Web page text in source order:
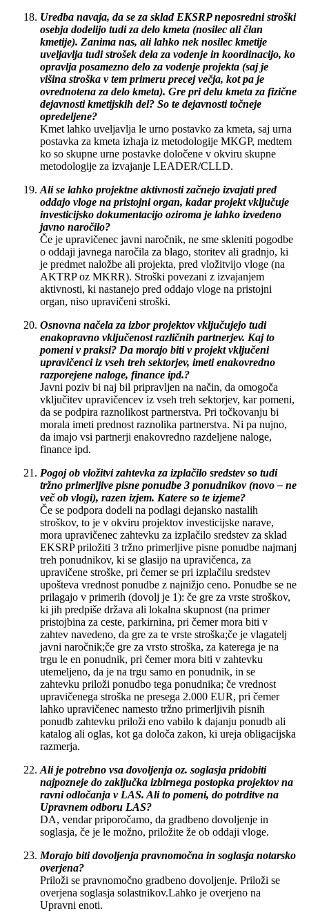
Uredba navaja, da se za sklad EKSRP neposredni stroški
osebja dodelijo tudi za delo kmeta (nosilec ali član
kmetije). Zanima nas, ali lahko nek nosilec kmetije
uveljavlja tudi strošek dela za vodenje in koordinacijo, ko
opravlja posamezno delo za vodenje projekta (saj je
višina stroška v tem primeru precej večja, kot pa je
ovrednotena za delo kmeta). Gre pri delu kmeta za fizične
dejavnosti kmetijskih del? So te dejavnosti točneje
opredeljene?
Kmet lahko uveljavlja le urno postavko za kmeta, saj urna
postavka za kmeta izhaja iz metodologije MKGP, medtem
ko so skupne urne postavke določene v okviru skupne
metodologije za izvajanje LEADER/CLLD.
Ali se lahko projektne aktivnosti začnejo izvajati pred
oddajo vloge na pristojni organ, kadar projekt vključuje
investicijsko dokumentacijo oziroma je lahko izvedeno
javno naročilo?
Če je upravičenec javni naročnik, ne sme skleniti pogodbe
o oddaji javnega naročila za blago, storitev ali gradnjo, ki
je predmet naložbe ali projekta, pred vložitvijo vloge (na
AKTRP oz MKRR). Stroški povezani z izvajanjem
aktivnosti, ki nastanejo pred oddajo vloge na pristojni
organ, niso upravičeni stroški.
Osnovna načela za izbor projektov vključujejo tudi
enakopravno vključenost različnih partnerjev. Kaj to
pomeni v praksi? Da morajo biti v projekt vključeni
upravičenci iz vseh treh sektorjev, imeti enakovredno
razporejene naloge, finance ipd.?
Javni poziv bi naj bil pripravljen na način, da omogoča
vključitev upravičencev iz vseh treh sektorjev, kar pomeni,
da se podpira raznolikost partnerstva. Pri točkovanju bi
morala imeti prednost raznolika partnerstva. Ni pa nujno,
da imajo vsi partnerji enakovredno razdeljene naloge,
finance ipd.
Pogoj ob vložitvi zahtevka za izplačilo sredstev so tudi
tržno primerljive pisne ponudbe 3 ponudnikov (novo – ne
več ob vlogi), razen izjem. Katere so te izjeme?
Če se podpora dodeli na podlagi dejansko nastalih
stroškov, to je v okviru projektov investicijske narave,
mora upravičenec zahtevku za izplačilo sredstev za sklad
EKSRP priložiti 3 tržno primerljive pisne ponudbe najmanj
treh ponudnikov, ki se glasijo na upravičenca, za
upravičene stroške, pri čemer se pri izplačilu sredstev
upošteva vrednost ponudbe z najnižjo ceno. Ponudbe se ne
prilagajo v primerih (dovolj je 1): če gre za vrste stroškov,
ki jih predpiše država ali lokalna skupnost (na primer
pristojbina za ceste, parkirnina, pri čemer mora biti v
zahtev navedeno, da gre za te vrste stroška;če je vlagatelj
javni naročnik;če gre za vrsto stroška, za katerega je na
trgu le en ponudnik, pri čemer mora biti v zahtevku
utemeljeno, da je na trgu samo en ponudnik, in se
zahtevku priloži ponudbo tega ponudnika; če vrednost
upravičenega stroška ne presega 2.000 EUR, pri čemer
lahko upravičenec namesto tržno primerljivih pisnih
ponudb zahtevku priloži eno vabilo k dajanju ponudb ali
katalog ali oglas, kot ga določa zakon, ki ureja obligacijska
razmerja.
Ali je potrebno vsa dovoljenja oz. soglasja pridobiti
najpozneje do zaključka izbirnega postopka projektov na
ravni odločanja v LAS. Ali to pomeni, do potrditve na
Upravnem odboru LAS?
DA, vendar priporočamo, da gradbeno dovoljenje in
soglasja, če je le možno, priložite že ob oddaji vloge.
Morajo biti dovoljenja pravnomočna in soglasja notarsko
overjena?
Priloži se pravnomočno gradbeno dovoljenje. Priloži se
overjena soglasja solastnikov.Lahko je overjeno na
Upravni enoti.